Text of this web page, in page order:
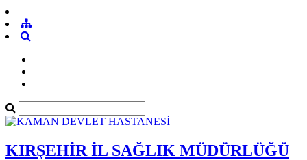
KIRŞEHİR İL SAĞLIK MÜDÜRLÜĞÜ